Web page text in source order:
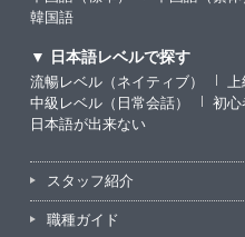
韓国語
▼ 日本語レベルで探す
流暢レベル（ネイティブ）
上
中級レベル（日常会話）
初心
日本語が出来ない
スタッフ紹介
職種ガイド